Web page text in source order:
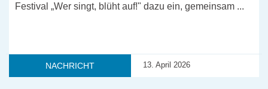
Festival „Wer singt, blüht auf!" dazu ein, gemeinsam ...
NACHRICHT 13. April 2026